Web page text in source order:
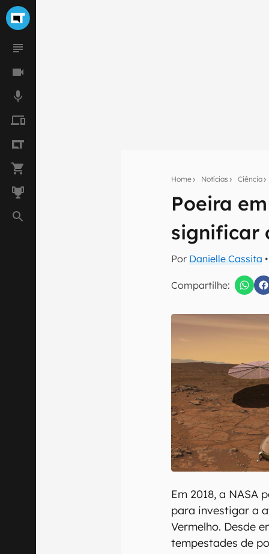
Home Notícias Ciência
Poeira
significar
Por Danielle Cassita
Compartilhe:
Seu
Assine a
mão.
Em 2018, a NASA
para investigar a
Vermelho. Desde
tempestades de